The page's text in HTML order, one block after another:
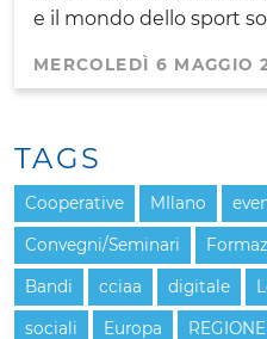
e il mondo dello sport
MERCOLEDÌ 6 MAGGIO
TAGS
Cooperative MIlano
Convegni/Seminari
Bandi cciaa digitale
sociali Europa REGIONE